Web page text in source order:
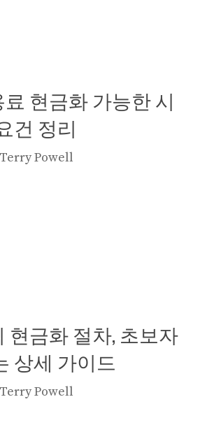
현금화 가능한 시
건 정리
Terry Powell
현금화 절차, 초보자
상세 가이드
Terry Powell